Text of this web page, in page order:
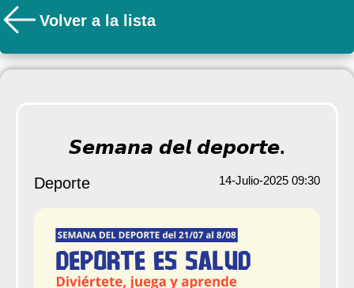
Volver a la lista
𝙎𝙚𝙢𝙖𝙣𝙖 𝙙𝙚𝙡 𝙙𝙚𝙥𝙤𝙧𝙩𝙚.
Deporte 14-Julio-2025 09:30